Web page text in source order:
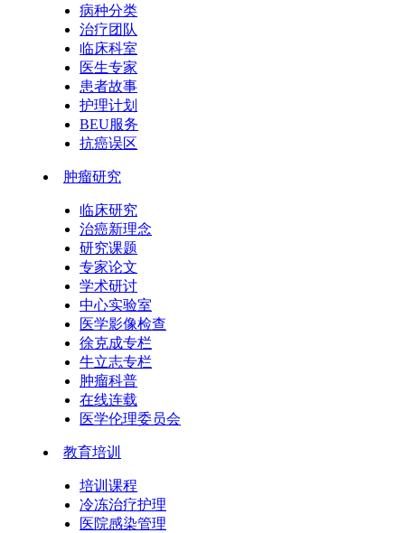
病种分类
治疗团队
临床科室
医生专家
患者故事
护理计划
BEU服务
抗癌误区
肿瘤研究
临床研究
治癌新理念
研究课题
专家论文
学术研讨
中心实验室
医学影像检查
徐克成专栏
牛立志专栏
肿瘤科普
在线连载
医学伦理委员会
教育培训
培训课程
冷冻治疗护理
医院感染管理